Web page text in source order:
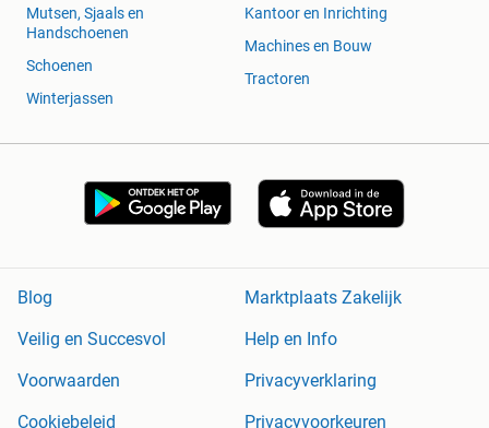
Mutsen, Sjaals en
Handschoenen
Schoenen
Winterjassen
Kantoor en Inrichting
Machines en Bouw
Tractoren
Blog
Marktplaats Zakelijk
Veilig en Succesvol
Help en Info
Voorwaarden
Privacyverklaring
Cookiebeleid
Privacyvoorkeuren